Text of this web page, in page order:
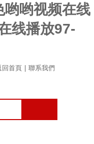
哟哟视频在线
线播放97-
回首頁 聯系我們